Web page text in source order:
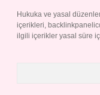
Hukuka ve yasal
içerikleri,
ilgili içerikler yasal süre